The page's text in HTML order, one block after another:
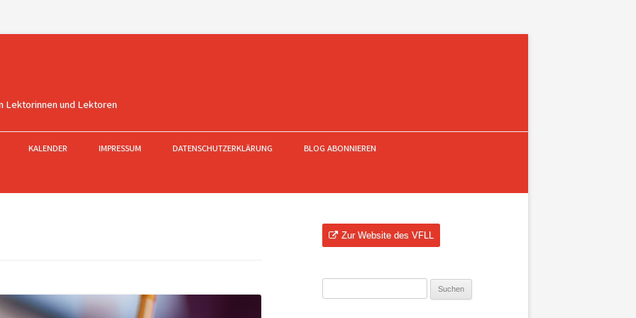
Lektorinnen und Lektoren
KALENDER IMPRESSUM DATENSCHUTZERKLÄRUNG BLOG ABONNIEREN
Zur Website des VFLL